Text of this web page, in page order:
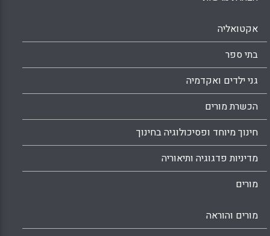
אקטואליה
בתי ספר
גני ילדים ואקדמיה
הכשרת מורים
חינוך מיוחד ופסיכולוגיה בחינוך
מדיניות פדגוגיה ותיאוריה
מורים
מורים והוראה